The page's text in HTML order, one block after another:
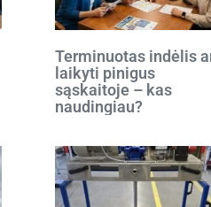
Terminuotas indėlis
laikyti pinigus
sąskaitoje – kas
naudingiau?